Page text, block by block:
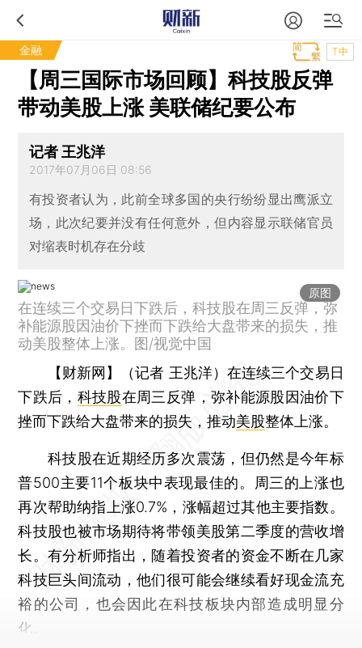
金融 T中
【周三国际市场回顾】科技股反弹
带动美股上涨 美联储纪要公布
记者 王兆洋
2017年07月06日 08:56
有投资者认为，此前全球多国的央行纷纷显出鹰派立
场，此次纪要并没有任何意外，但内容显示联储官员
对缩表时机存在分歧
原图
在连续三个交易日下跌后，科技股在周三反弹，弥
补能源股因油价下挫而下跌给大盘带来的损失，推
动美股整体上涨。图/视觉中国
【财新网】（记者 王兆洋） 在连续三个交易日
下跌后， 科技股在周三反弹，弥补能源股因油价下
挫而下跌给大盘带来的损失，推动美股整体上涨。
科技股在近期经历多次震荡，但仍然是今年标
普500主要11个板块中表现最佳的。周三的上涨也
再次帮助纳指上涨0.7%，涨幅超过其他主要指数。
科技股也被市场期待将带领美股第二季度的营收增
长。有分析师指出，随着投资者的资金不断在几家
科技巨头间流动，他们很可能会继续看好现金流充
裕的公司，也会因此在科技板块内部造成明显分
化。